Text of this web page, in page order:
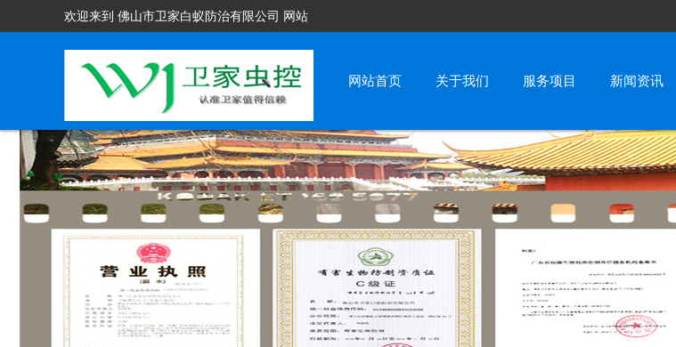
欢迎来到 佛山市卫家白蚁防治有限公司 网站
网站首页 关于我们 服务项目 新闻资讯